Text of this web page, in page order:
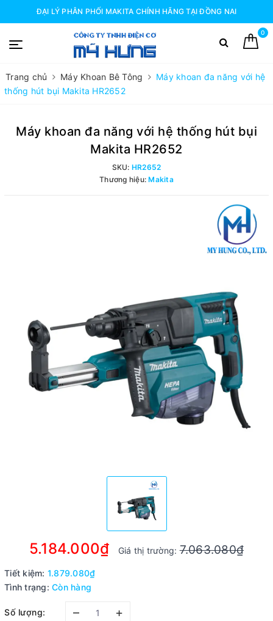
ĐẠI LÝ PHÂN PHỐI MAKITA CHÍNH HÃNG TẠI ĐỒNG NAI
0
Trang chủ Máy Khoan Bê Tông
Máy khoan đa năng với hệ
thống hút bụi Makita HR2652
Máy khoan đa năng với hệ thống hút bụi
Makita HR2652
SKU: HR2652
Thương hiệu:Makita
5.184.000₫ Giá thị trường:7.063.080₫
Tiết kiệm: 1.879.080₫
Tình trạng: Còn hàng
Số lượng: – +